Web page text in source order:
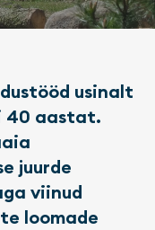
usinalt
40 aastat.
juurde
viinud
loomade